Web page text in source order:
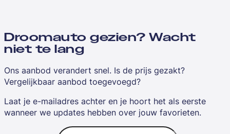
Droomauto gezien? Wacht
niet te lang
Ons aanbod verandert snel. Is de prijs gezakt?
Vergelijkbaar aanbod toegevoegd?
Laat je e-mailadres achter en je hoort het als eerste
wanneer we updates hebben over jouw favorieten.